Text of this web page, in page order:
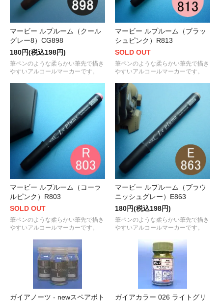
マービー ルプルーム（クール
グレー8）CG898
180円(税込198円)
筆ペンのような柔らかい筆先で描き
やすいアルコールマーカーです。
マービー ルプルーム（ブラッ
シュピンク）R813
SOLD OUT
筆ペンのような柔らかい筆先で描き
やすいアルコールマーカーです。
マービー ルプルーム（コーラ
ルピンク）R803
SOLD OUT
筆ペンのような柔らかい筆先で描き
やすいアルコールマーカーです。
マービー ルプルーム（ブラウ
ニッシュグレー）E863
180円(税込198円)
筆ペンのような柔らかい筆先で描き
やすいアルコールマーカーです。
ガイアノーツ - newスペアボト
ガイアカラー 026 ライトグリ